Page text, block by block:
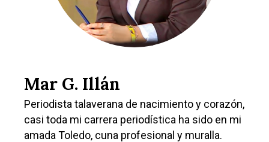
Mar G. Illán
Periodista talaverana de nacimiento y corazón,
casi toda mi carrera periodística ha sido en mi
amada Toledo, cuna profesional y muralla.